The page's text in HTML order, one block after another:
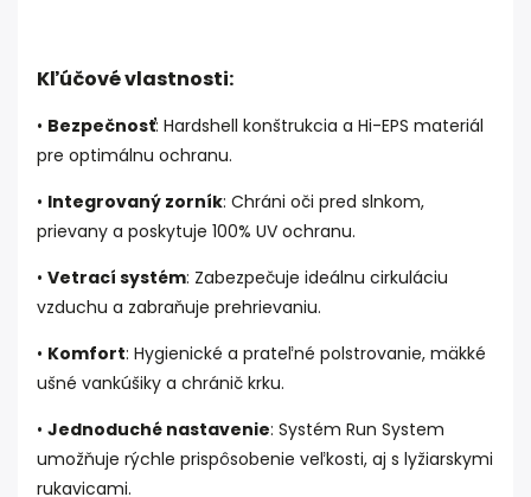
Kľúčové vlastnosti:
• Bezpečnosť: Hardshell konštrukcia a Hi-EPS materiál
pre optimálnu ochranu.
• Integrovaný zorník: Chráni oči pred slnkom,
prievany a poskytuje 100% UV ochranu.
• Vetrací systém: Zabezpečuje ideálnu cirkuláciu
vzduchu a zabraňuje prehrievaniu.
• Komfort: Hygienické a prateľné polstrovanie, mäkké
ušné vankúšiky a chránič krku.
• Jednoduché nastavenie: Systém Run System
umožňuje rýchle prispôsobenie veľkosti, aj s lyžiarskymi
rukavicami.